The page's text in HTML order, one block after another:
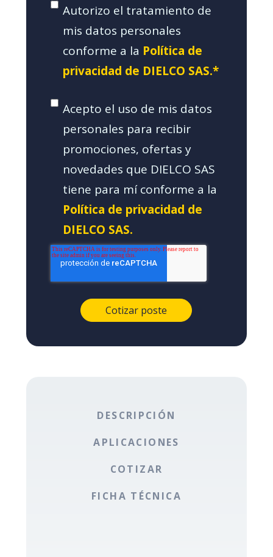
Autorizo el tratamiento de
mis datos personales
conforme a la Política de
privacidad de DIELCO SAS.*
Acepto el uso de mis datos
personales para recibir
promociones, ofertas y
novedades que DIELCO SAS
tiene para mí conforme a la
Política de privacidad de
DIELCO SAS.
DESCRIPCIÓN
APLICACIONES
COTIZAR
FICHA TÉCNICA